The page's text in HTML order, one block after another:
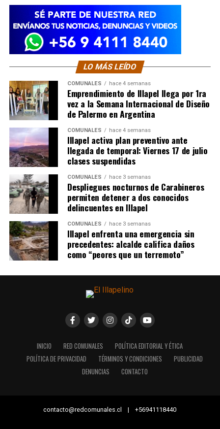
LO MÁS LEÍDO
COMUNALES hace 4 semanas
Emprendimiento de Illapel llega por 1ra
vez a la Semana Internacional de Diseño
de Palermo en Argentina
COMUNALES hace 4 semanas
Illapel activa plan preventivo ante
llegada de temporal: Viernes 17 de julio
clases suspendidas
COMUNALES hace 3 semanas
Despliegues nocturnos de Carabineros
permiten detener a dos conocidos
delincuentes en Illapel
COMUNALES hace 3 semanas
Illapel enfrenta una emergencia sin
precedentes: alcalde califica daños
como “peores que un terremoto”
INICIO RED COMUNALES
POLÍTICA EDITORIAL Y ÉTICA
POLÍTICA DE PRIVACIDAD
TÉRMINOS Y CONDICIONES
PUBLICIDAD
DENUNCIAS
CONTACTO
contacto@redcomunales.cl | +56941118440